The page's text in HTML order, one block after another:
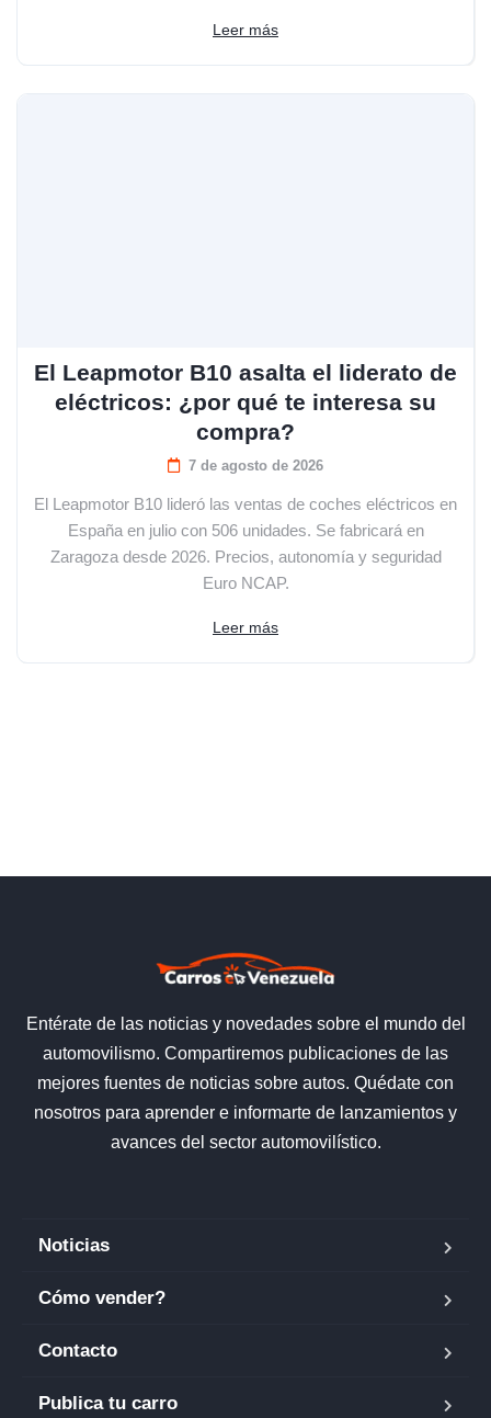
Leer más
El Leapmotor B10 asalta el liderato de
eléctricos: ¿por qué te interesa su
compra?
7 de agosto de 2026
El Leapmotor B10 lideró las ventas de coches eléctricos en
España en julio con 506 unidades. Se fabricará en
Zaragoza desde 2026. Precios, autonomía y seguridad
Euro NCAP.
Leer más
Entérate de las noticias y novedades sobre el mundo del
automovilismo. Compartiremos publicaciones de las
mejores fuentes de noticias sobre autos. Quédate con
nosotros para aprender e informarte de lanzamientos y
avances del sector automovilístico.
Noticias
Cómo vender?
Contacto
Publica tu carro